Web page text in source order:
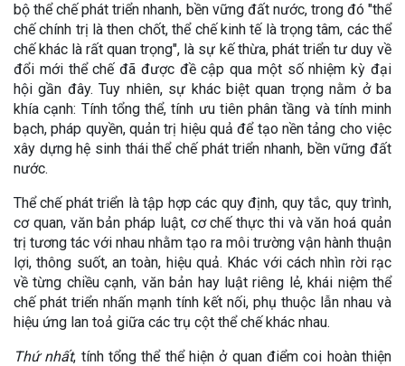
bộ thể chế phát triển nhanh, bền vững đất nước, trong đó "thể
chế chính trị là then chốt, thể chế kinh tế là trọng tâm, các thể
chế khác là rất quan trọng", là sự kế thừa, phát triển tư duy về
đổi mới thể chế đã được đề cập qua một số nhiệm kỳ đại
hội gần đây. Tuy nhiên, sự khác biệt quan trọng nằm ở ba
khía cạnh: Tính tổng thể, tính ưu tiên phân tầng và tính minh
bạch, pháp quyền, quản trị hiệu quả để tạo nền tảng cho việc
xây dựng hệ sinh thái thể chế phát triển nhanh, bền vững đất
nước.
Thể chế phát triển là tập hợp các quy định, quy tắc, quy trình,
cơ quan, văn bản pháp luật, cơ chế thực thi và văn hoá quản
trị tương tác với nhau nhằm tạo ra môi trường vận hành thuận
lợi, thông suốt, an toàn, hiệu quả. Khác với cách nhìn rời rạc
về từng chiều cạnh, văn bản hay luật riêng lẻ, khái niệm thể
chế phát triển nhấn mạnh tính kết nối, phụ thuộc lẫn nhau và
hiệu ứng lan toả giữa các trụ cột thể chế khác nhau.
Thứ nhất, tính tổng thể thể hiện ở quan điểm coi hoàn thiện